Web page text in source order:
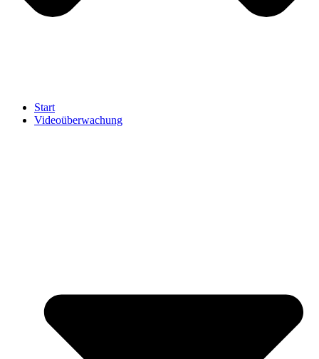
Start
Videoüberwachung